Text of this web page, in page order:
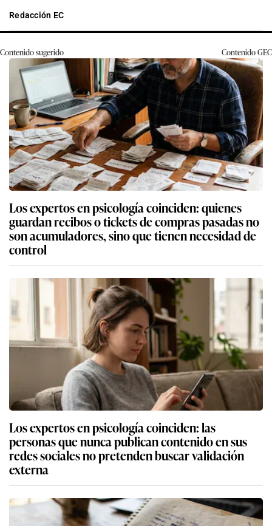
Redacción EC
Contenido sugerido ContenidoGEC
Los expertos en psicología coinciden: quienes
guardan recibos o tickets de compras pasadas no
son acumuladores, sino que tienen necesidad de
control
Los expertos en psicología coinciden: las
personas que nunca publican contenido en sus
redes sociales no pretenden buscar validación
externa